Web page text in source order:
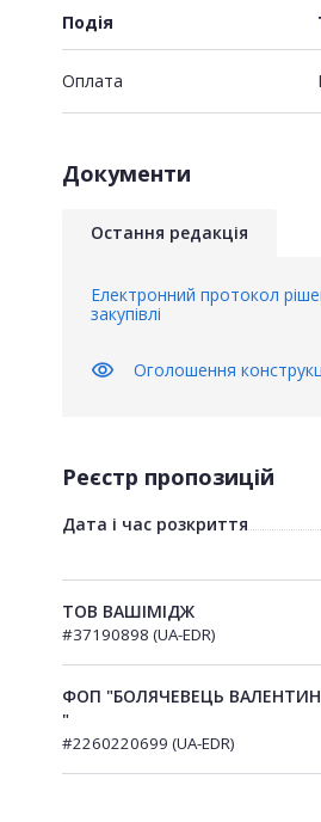
Подія
Оплата
Документи
Остання редакція
Електронний протокол
закупівлі
visibility Оголошення
Реєстр пропозицій
Дата і час розкриття
ТОВ ВАШІМІДЖ
#37190898 (UA-EDR)
ФОП "БОЛЯЧЕВЕЦЬ
"
#2260220699 (UA-EDR)